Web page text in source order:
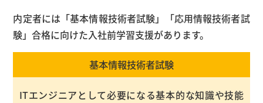
内定者には「基本情報技術者試験」「応用情報技術者試
験」合格に向けた入社前学習支援があります。
基本情報技術者試験
ITエンジニアとして必要になる基本的な知識や技能